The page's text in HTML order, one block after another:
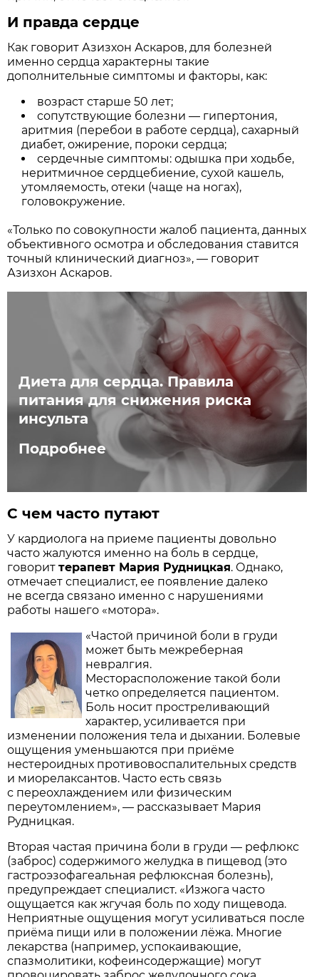
И правда сердце
Как говорит Азизхон Аскаров, для болезней
именно сердца характерны такие
дополнительные симптомы и факторы, как:
возраст старше 50 лет;
сопутствующие болезни — гипертония,
аритмия (перебои в работе сердца), сахарный
диабет, ожирение, пороки сердца;
сердечные симптомы: одышка при ходьбе,
неритмичное сердцебиение, сухой кашель,
утомляемость, отеки (чаще на ногах),
головокружение.
«Только по совокупности жалоб пациента, данных
объективного осмотра и обследования ставится
точный клинический диагноз», — говорит
Азизхон Аскаров.
Диета для сердца. Правила
питания для снижения риска
инсульта
Подробнее
С чем часто путают
У кардиолога на приеме пациенты довольно
часто жалуются именно на боль в сердце,
говориттерапевт Мария Рудницкая. Однако,
отмечает специалист, ее появление далеко
не всегда связано именно с нарушениями
работы нашего «мотора».
«Частой причиной боли в груди
может быть межреберная
невралгия.
Месторасположение такой боли
четко определяется пациентом.
Боль носит простреливающий
характер, усиливается при
изменении положения тела и дыхании. Болевые
ощущения уменьшаются при приёме
нестероидных противовоспалительных средств
и миорелаксантов. Часто есть связь
с переохлаждением или физическим
переутомлением», — рассказывает Мария
Рудницкая.
Вторая частая причина боли в груди — рефлюкс
(заброс) содержимого желудка в пищевод (это
гастроэзофагеальная рефлюксная болезнь),
предупреждает специалист. «Изжога часто
ощущается как жгучая боль по ходу пищевода.
Неприятные ощущения могут усиливаться после
приёма пищи или в положении лёжа. Многие
лекарства (например, успокаивающие,
спазмолитики, кофеинсодержащие) могут